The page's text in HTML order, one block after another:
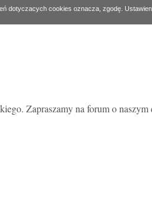
dotyczacych cookies oznacza, zgodę.
Zapraszamy na forum o